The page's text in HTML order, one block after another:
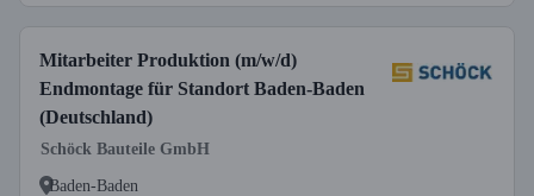
Mitarbeiter Produktion (m/w/d)
Endmontage für Standort Baden-Baden
(Deutschland)
Schöck Bauteile GmbH
Baden-Baden